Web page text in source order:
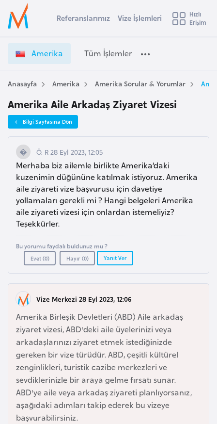
Ülke Seçimi
Başvuru yapmak istediğiniz ülkeyi seçin
Üye
Girişi
m
r
i
k
V
i
z
e
İ
ş
l
e
m
l
e
r
i
e
t
Referanslarımız Vize İşlemleri
Hızlı
Erişim
Amerika Tüm İşlemler
Anasayfa Amerika Amerika Sorular & Yorumlar
Amerika Aile Arkadaş Ziyaret Vizesi
Bilgi Sayfasına Dön
Ö. R 28 Eyl 2023, 12:05
Merhaba biz ailemle birlikte Amerika’daki
kuzenimin düğününe katılmak istiyoruz. Amerika
aile ziyareti vize başvurusu için davetiye
yollamaları gerekli mi ? Hangi belgeleri Amerika
aile ziyareti vizesi için onlardan istemeliyiz?
Teşekkürler.
Bu yorumu faydalı buldunuz mu ?
Evet (0) Hayır (0) Yanıt Ver
Vize Merkezi 28 Eyl 2023, 12:06
Amerika Birleşik Devletleri (ABD) Aile arkadaş
ziyaret vizesi, ABD'deki aile üyelerinizi veya
arkadaşlarınızı ziyaret etmek istediğinizde
gereken bir vize türüdür. ABD, çeşitli kültürel
zenginlikleri, turistik cazibe merkezleri ve
sevdiklerinizle bir araya gelme fırsatı sunar.
ABD'ye aile veya arkadaş ziyareti planlıyorsanız,
aşağıdaki adımları takip ederek bu vizeye
başvurabilirsiniz.
s
t
r
a
A
u
s
t
u
y
a
A
e
r
b
a
y
c
a
n
B
a
h